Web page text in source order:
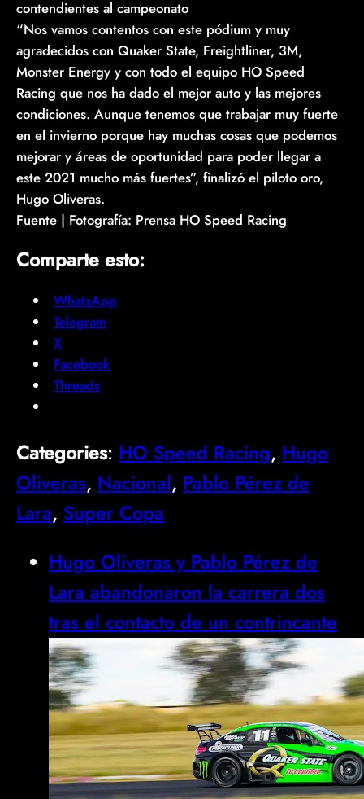
contendientes al campeonato
“Nos vamos contentos con este pódium y muy
agradecidos con Quaker State, Freightliner, 3M,
Monster Energy y con todo el equipo HO Speed
Racing que nos ha dado el mejor auto y las mejores
condiciones. Aunque tenemos que trabajar muy fuerte
en el invierno porque hay muchas cosas que podemos
mejorar y áreas de oportunidad para poder llegar a
este 2021 mucho más fuertes”, finalizó el piloto oro,
Hugo Oliveras.
Fuente | Fotografía: Prensa HO Speed Racing
Comparte esto:
WhatsApp
Telegram
X
Facebook
Threads
Categories: HO Speed Racing, Hugo
Oliveras, Nacional, Pablo Pérez de
Lara, Super Copa
Hugo Oliveras y Pablo Pérez de
Lara abandonaron la carrera dos
tras el contacto de un contrincante